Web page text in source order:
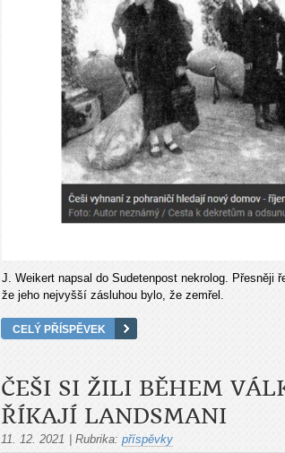
J. Weikert napsal do Sudetenpost nekrolog. Přesněji
že jeho nejvyšší zásluhou bylo, že zemřel.
CELÝ PŘÍSPĚVEK
ČEŠI SI ŽILI BĚHEM
ŘÍKAJÍ LANDSMANI
11. 12. 2021 Rubrika: příspěvky